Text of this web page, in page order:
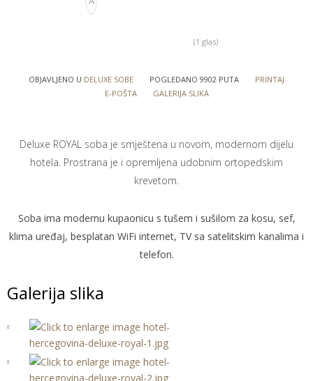
(1 glas)
OBJAVLJENO U DELUXE SOBE POGLEDANO 9902 PUTA
PRINTAJ
E-POŠTA
GALERIJA SLIKA
Deluxe ROYAL soba je smještena u novom, modernom dijelu
hotela. Prostrana je i opremljena udobnim ortopedskim
krevetom.
Soba ima modernu kupaonicu s tušem i sušilom za kosu, sef,
klima uređaj, besplatan WiFi internet, TV sa satelitskim kanalima i
telefon.
Galerija slika